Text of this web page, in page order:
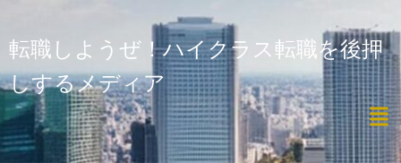
転職しようぜ！ハイクラス転職を後押
しするメディア